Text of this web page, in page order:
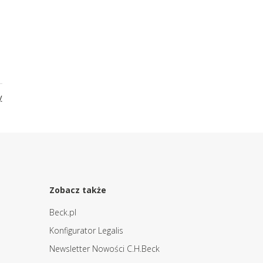
Zobacz także
Beck.pl
Konfigurator Legalis
Newsletter Nowości C.H.Beck